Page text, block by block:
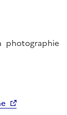
photographie